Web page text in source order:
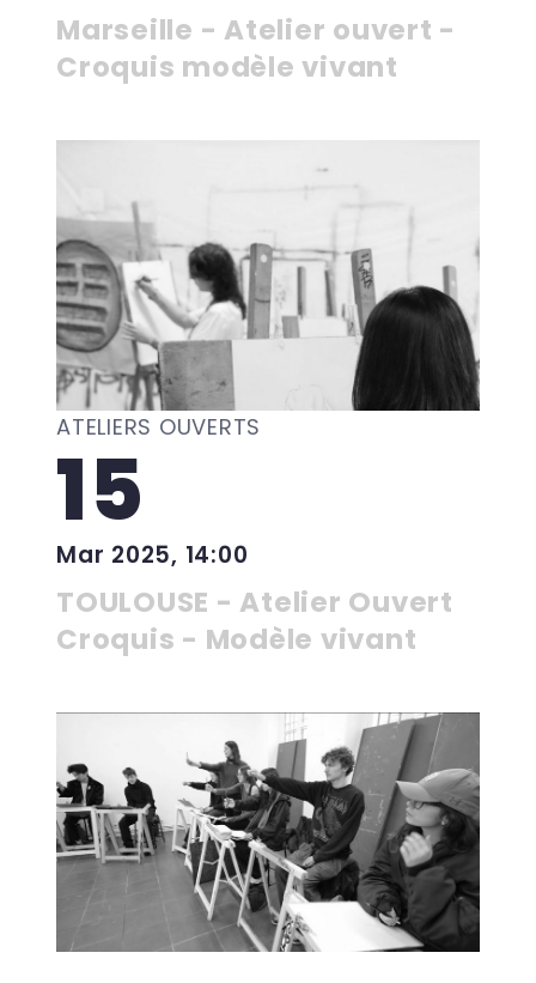
Marseille - Atelier ouvert -
Croquis modèle vivant
ATELIERS OUVERTS
15
Mar 2025, 14:00
TOULOUSE - Atelier Ouvert
Croquis - Modèle vivant